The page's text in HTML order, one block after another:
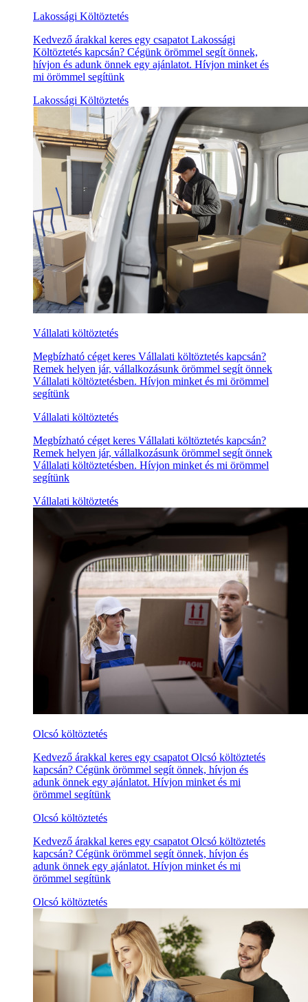
Lakossági Költöztetés
Kedvező árakkal keres egy csapatot Lakossági
Költöztetés kapcsán? Cégünk örömmel segít önnek,
hívjon és adunk önnek egy ajánlatot. Hívjon minket és
mi örömmel segítünk
Lakossági Költöztetés
Vállalati költöztetés
Megbízható céget keres Vállalati költöztetés kapcsán?
Remek helyen jár, vállalkozásunk örömmel segít önnek
Vállalati költöztetésben. Hívjon minket és mi örömmel
segítünk
Vállalati költöztetés
Megbízható céget keres Vállalati költöztetés kapcsán?
Remek helyen jár, vállalkozásunk örömmel segít önnek
Vállalati költöztetésben. Hívjon minket és mi örömmel
segítünk
Vállalati költöztetés
Olcsó költöztetés
Kedvező árakkal keres egy csapatot Olcsó költöztetés
kapcsán? Cégünk örömmel segít önnek, hívjon és
adunk önnek egy ajánlatot. Hívjon minket és mi
örömmel segítünk
Olcsó költöztetés
Kedvező árakkal keres egy csapatot Olcsó költöztetés
kapcsán? Cégünk örömmel segít önnek, hívjon és
adunk önnek egy ajánlatot. Hívjon minket és mi
örömmel segítünk
Olcsó költöztetés